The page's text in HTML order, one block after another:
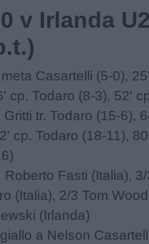
v Irlanda
Casartelli (5-0),
cp. Todaro (8-3), 52'
tr. Todaro (15-6),
cp. Todaro (18-11),
Roberto Fasti (Italia), 3/
(Italia), 2/3 Tom
(Irlanda)
a Nelson